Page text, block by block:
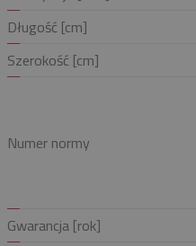
Długość [cm]
Szerokość [cm]
Numer normy
Gwarancja [rok]